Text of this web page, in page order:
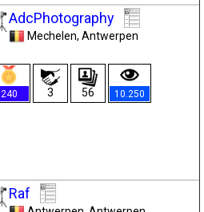
AdcPhotography
Mechelen, Antwerpen
240 3 56 10.250
Raf